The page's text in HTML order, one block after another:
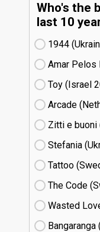
Who's the
last 10
1944
Amar Pelos
Toy (Israel
Arcade
Zitti e buoni​
Stefania
Tattoo
The Code
Wasted
Bangaranga